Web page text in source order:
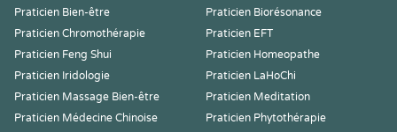
Praticien Bien-être
Praticien Biorésonance
Praticien Chromothérapie
Praticien EFT
Praticien Feng Shui
Praticien Homeopathe
Praticien Iridologie
Praticien LaHoChi
Praticien Massage Bien-être
Praticien Meditation
Praticien Médecine Chinoise
Praticien Phytothérapie